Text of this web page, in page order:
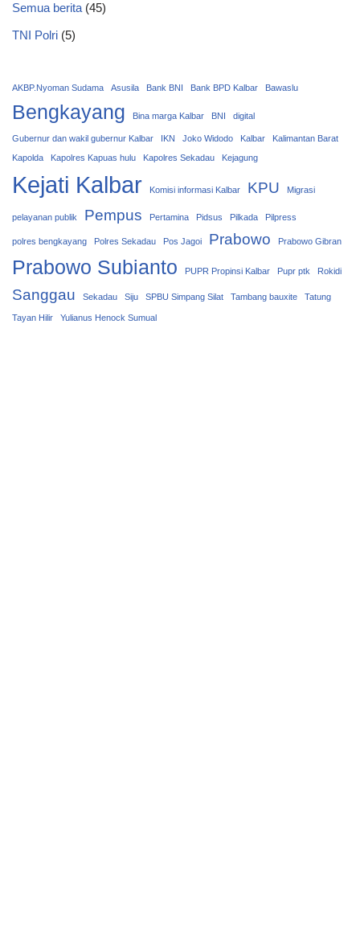
Semua berita (45)
TNI Polri (5)
AKBP.Nyoman Sudama Asusila Bank BNI Bank BPD Kalbar Bawaslu
Bengkayang Bina marga Kalbar BNI digital
Gubernur dan wakil gubernur Kalbar IKN Joko Widodo Kalbar
Kalimantan Barat
Kapolda
Kapolres Kapuas hulu Kapolres Sekadau Kejagung
Kejati Kalbar Komisi informasi Kalbar KPU Migrasi
pelayanan publik Pempus Pertamina Pidsus Pilkada Pilpress
polres bengkayang Polres Sekadau Pos Jagoi Prabowo Prabowo Gibran
Prabowo Subianto PUPR Propinsi Kalbar Pupr ptk Rokidi
Sanggau Sekadau Siju SPBU Simpang Silat Tambang bauxite Tatung
Tayan Hilir Yulianus Henock Sumual